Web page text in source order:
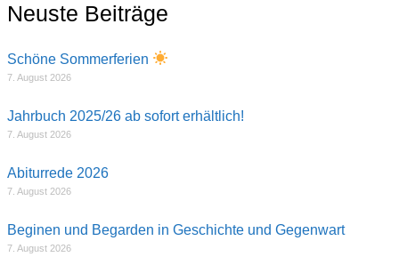
Neuste Beiträge
Schöne Sommerferien
7. August 2026
Jahrbuch 2025/26 ab sofort erhältlich!
7. August 2026
Abiturrede 2026
7. August 2026
Beginen und Begarden in Geschichte und Gegenwart
7. August 2026